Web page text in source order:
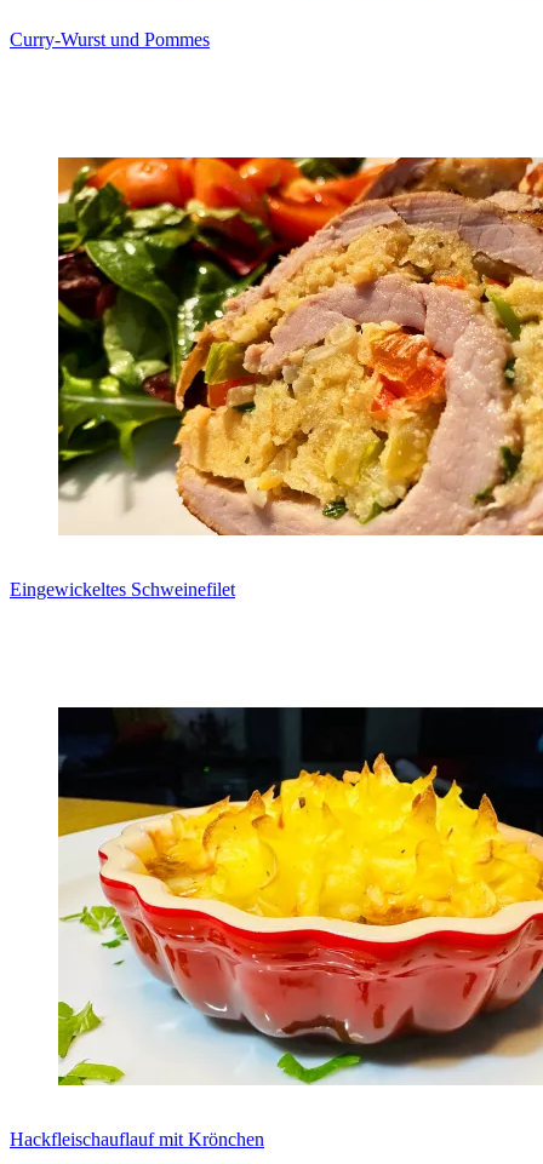
Curry-Wurst und Pommes
Eingewickeltes Schweinefilet
Hackfleischauflauf mit Krönchen